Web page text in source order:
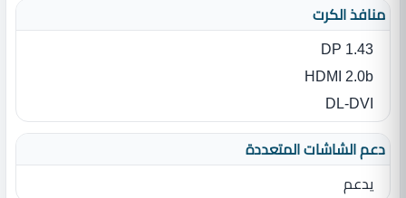
منافذ الكرت
DP 1.43
HDMI 2.0b
DL-DVI
دعم الشاشات المتعددة
يدعم